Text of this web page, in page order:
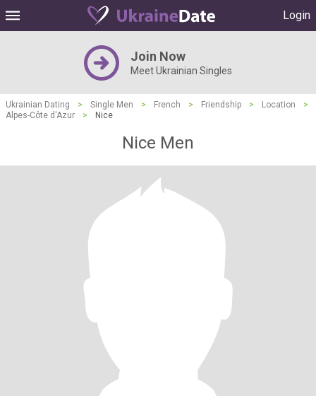
Login
Join Now
Meet Ukrainian Singles
Ukrainian Dating > Single Men > French > Friendship > Location
>
Alpes-Côte d'Azur
> Nice
Nice Men